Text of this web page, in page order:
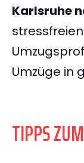
Karlsruhe
Umzüge in
TIPPS